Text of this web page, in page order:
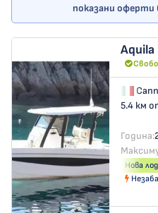
показани оферти
Aquila
5.4 км
Година:
Нова